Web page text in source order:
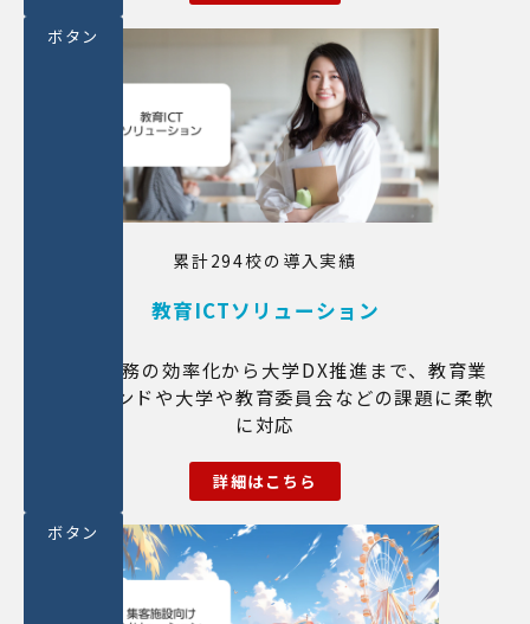
累計294校の導入実績
教育ICTソリューション
教務・業務の効率化から大学DX推進まで、教育業
界のトレンドや大学や教育委員会などの課題に柔軟
に対応
ボタン
詳細はこちら
ボタン